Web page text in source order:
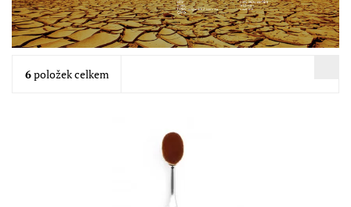
6položek celkem
Veganský štětec z kvalitních a jemných recyklovaných vláken
pro precizní a rovnoměrné nanesení make-upu tzv. airbrush